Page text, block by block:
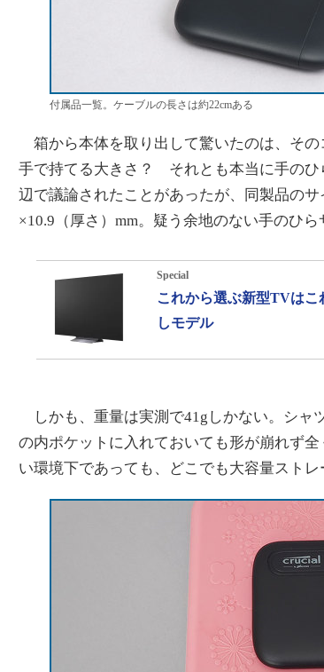
付属品一覧。ケーブルの長さは約22cmある
箱から本体を取り出して驚いたのは、その
手で持てる大きさ？ それとも本当に手のひ
辺で議論されたことがあったが、同製品のサ
×10.9（厚さ）mm。疑う余地のない手のひら
Special
これから選ぶ新型TVはこ
しモデル
しかも、重量は実測で41gしかない。シャ
の内ポケットに入れておいても形が崩れず
い環境下であっても、どこでも大容量ストレ